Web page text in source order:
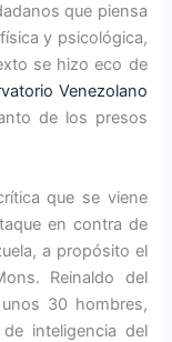
que piensa
y psicológica,
se hizo eco de
Venezolano
de los presos
que se viene
en contra de
a propósito el
Reinaldo del
30 hombres,
inteligencia del